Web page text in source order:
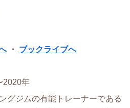
・ ブックライブへ
2020年
グジムの有能トレーナーである